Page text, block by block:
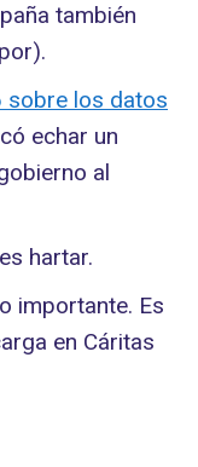
también
sobre los datos
echar un
al
hartar.
importante. Es
en Cáritas